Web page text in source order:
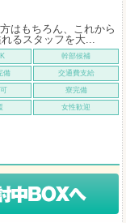
はもちろん、これから
るスタッフを大...
幹部候補
備 交通費支給
寮完備
女性歓迎